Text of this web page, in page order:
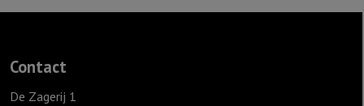
25
Contact
De Zagerij 1